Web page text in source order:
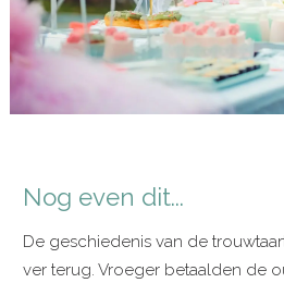
Nog even dit...
De geschiedenis van de
ver terug. Vroeger betaalden de